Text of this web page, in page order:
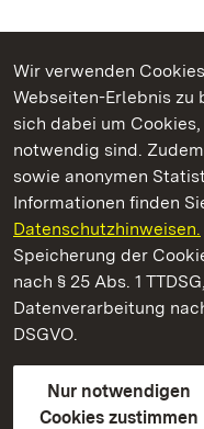
Wir verwenden
Webseiten-Erlebnis zu
sich dabei um
notwendig sind.
sowie anonymen
Informationen finden
Datenschutzhinweisen.
Speicherung der
nach § 25 Abs. 1
Datenverarbeitung
DSGVO.
Nur notwendigen
Cookies zustimmen
Kommen. Staunen.
Staatliche Schlösser und
Staatliche Schlösser
Kontakt
Gebärdensprache
Erklärung zur
BITV-konform (geprüfte